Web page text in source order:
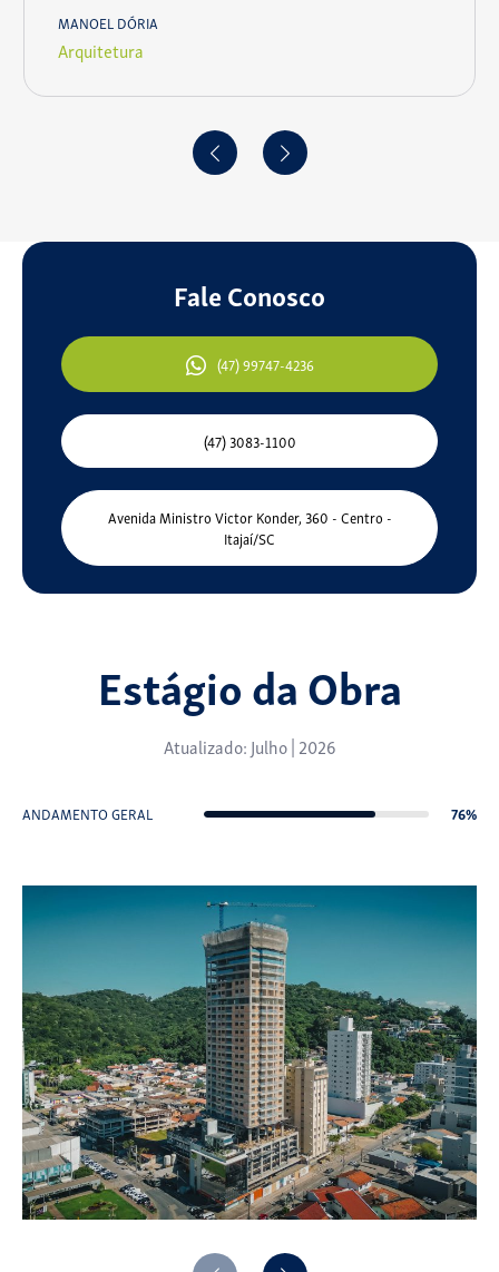
MANOEL DÓRIA
Arquitetura
Fale Conosco
(47) 99747-4236
(47) 3083-1100
Avenida Ministro Victor Konder, 360 - Centro -
Itajaí/SC
Estágio da Obra
Atualizado: Julho | 2026
ANDAMENTO GERAL 76%